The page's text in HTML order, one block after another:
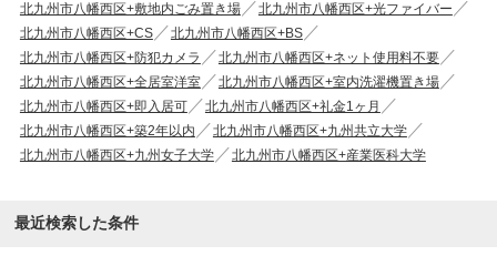
北九州市八幡西区+敷地内ごみ置き場
北九州市八幡西区+光ファイバー
北九州市八幡西区+CS
北九州市八幡西区+BS
北九州市八幡西区+防犯カメラ
北九州市八幡西区+ネット使用料不要
北九州市八幡西区+全居室洋室
北九州市八幡西区+室内洗濯機置き場
北九州市八幡西区+即入居可
北九州市八幡西区+礼金1ヶ月
北九州市八幡西区+築2年以内
北九州市八幡西区+九州共立大学
北九州市八幡西区+九州女子大学
北九州市八幡西区+産業医科大学
最近検索した条件